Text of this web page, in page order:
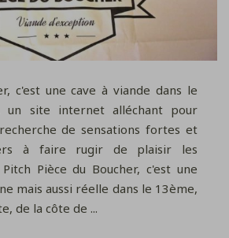
c'est une cave à viande dans le
un site internet alléchant pour
de sensations fortes et
à faire rugir de plaisir les
Pièce du Boucher, c'est une
mais aussi réelle dans le 13ème,
de la côte de ...